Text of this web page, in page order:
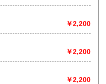
籍、近代文献、趣味、サブ
に強い古本屋です。
￥2,200
￥2,200
￥2,200